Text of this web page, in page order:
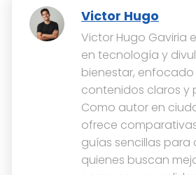
Victor Hugo
Victor Hugo Gaviria
en tecnología y
bienestar,
contenidos claros y
Como autor en
ofrece
guías sencillas para
quienes buscan